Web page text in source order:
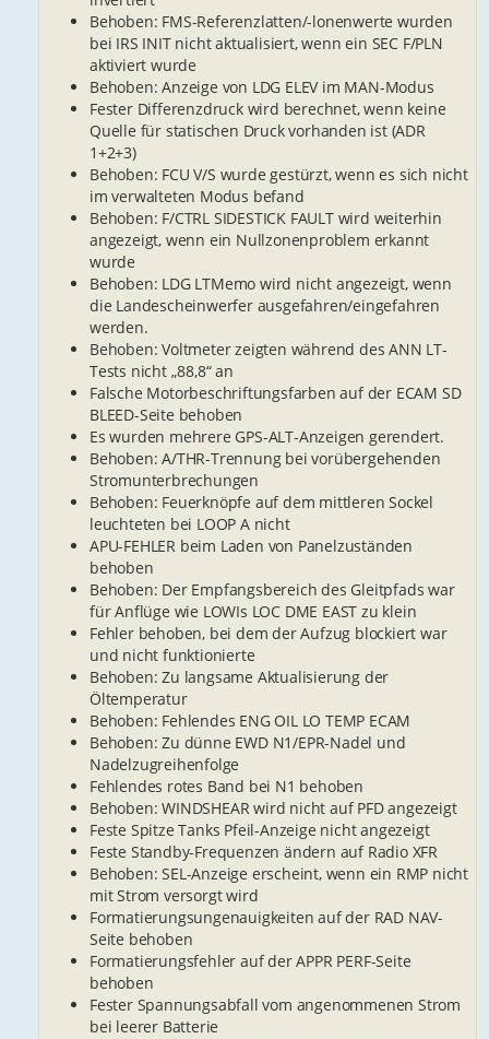
Behoben: FMS-Referenzlatten/-lonenwerte wurden
bei IRS INIT nicht aktualisiert, wenn ein SEC F/PLN
aktiviert wurde
Behoben: Anzeige von LDG ELEV im MAN-Modus
Fester Differenzdruck wird berechnet, wenn keine
Quelle für statischen Druck vorhanden ist (ADR
1+2+3)
Behoben: FCU V/S wurde gestürzt, wenn es sich nicht
im verwalteten Modus befand
Behoben: F/CTRL SIDESTICK FAULT wird weiterhin
angezeigt, wenn ein Nullzonenproblem erkannt
wurde
Behoben: LDG LTMemo wird nicht angezeigt, wenn
die Landescheinwerfer ausgefahren/eingefahren
werden.
Behoben: Voltmeter zeigten während des ANN LT-
Tests nicht „88,8“ an
Falsche Motorbeschriftungsfarben auf der ECAM SD
BLEED-Seite behoben
Es wurden mehrere GPS-ALT-Anzeigen gerendert.
Behoben: A/THR-Trennung bei vorübergehenden
Stromunterbrechungen
Behoben: Feuerknöpfe auf dem mittleren Sockel
leuchteten bei LOOP A nicht
APU-FEHLER beim Laden von Panelzuständen
behoben
Behoben: Der Empfangsbereich des Gleitpfads war
für Anflüge wie LOWIs LOC DME EAST zu klein
Fehler behoben, bei dem der Aufzug blockiert war
und nicht funktionierte
Behoben: Zu langsame Aktualisierung der
Öltemperatur
Behoben: Fehlendes ENG OIL LO TEMP ECAM
Behoben: Zu dünne EWD N1/EPR-Nadel und
Nadelzugreihenfolge
Fehlendes rotes Band bei N1 behoben
Behoben: WINDSHEAR wird nicht auf PFD angezeigt
Feste Spitze Tanks Pfeil-Anzeige nicht angezeigt
Feste Standby-Frequenzen ändern auf Radio XFR
Behoben: SEL-Anzeige erscheint, wenn ein RMP nicht
mit Strom versorgt wird
Formatierungsungenauigkeiten auf der RAD NAV-
Seite behoben
Formatierungsfehler auf der APPR PERF-Seite
behoben
Fester Spannungsabfall vom angenommenen Strom
bei leerer Batterie